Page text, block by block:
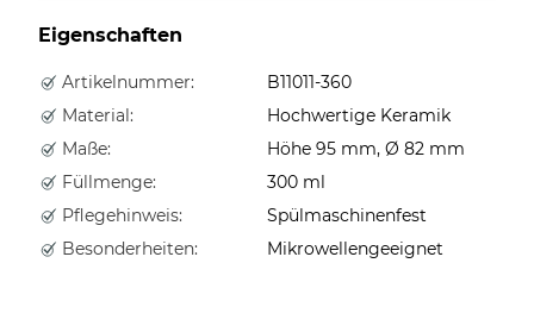
Eigenschaften
Artikelnummer:
B11011-360
Material:
Hochwertige Keramik
Maße:
Höhe 95 mm, Ø 82 mm
Füllmenge:
300 ml
Pflegehinweis:
Spülmaschinenfest
Besonderheiten:
Mikrowellengeeignet